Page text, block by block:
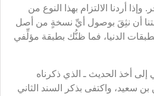
أردنا الالتزام بهذا النوع من
أن نثِقَ بوصول أيِّ نسخةٍ من أصل
الدنيا، فما ظنُّك بطبقة مؤلِّفي
إلى أخذ الحديث ـ الذي ذكرناه
سعيد، واكتفى بذكر السند الثاني